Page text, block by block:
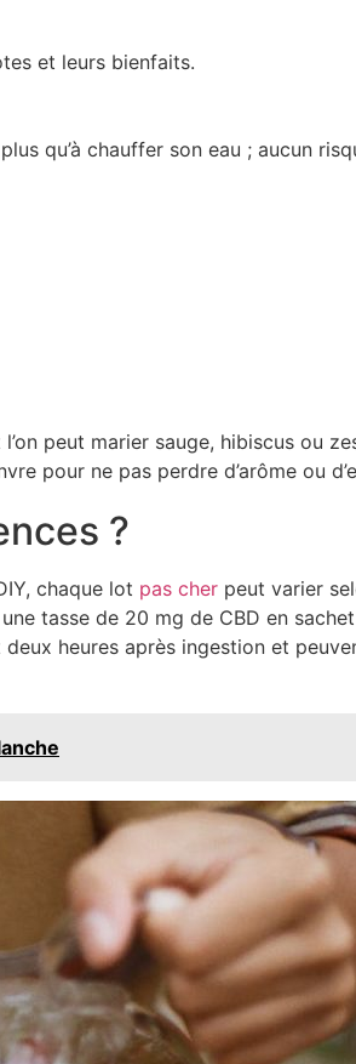
et leurs bienfaits.
qu’à chauffer son eau ; aucun
peut marier sauge, hibiscus ou
pour ne pas perdre d’arôme ou
?
chaque lot pas cher peut varier
tasse de 20 mg de CBD en
heures après ingestion et